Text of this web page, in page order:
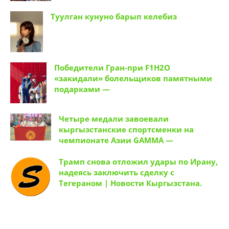
Туулган кунуно барып келебиз
Победители Гран-при F1H2O
«закидали» болельщиков памятными
подарками —
Четыре медали завоевали
кыргызстанские спортсменки на
чемпионате Азии GAMMA —
Трамп снова отложил удары по Ирану,
надеясь заключить сделку с
Тегераном | Новости Кыргызстана.